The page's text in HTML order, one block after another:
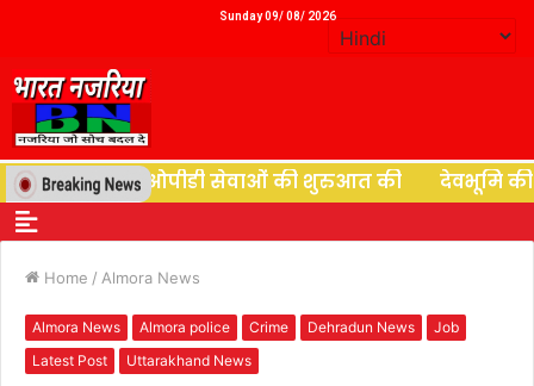
Sunday 09/ 08/ 2026
ओपीडी सेवाओं की शुरुआत की देवभूमि की देव
Home / Almora News
Almora News Almora police Crime Dehradun News
Job
Latest Post
Uttarakhand News